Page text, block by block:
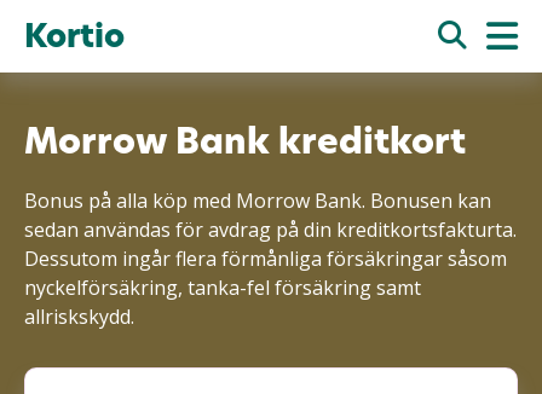
Kortio
Morrow Bank kreditkort
Bonus på alla köp med Morrow Bank. Bonusen kan
sedan användas för avdrag på din kreditkortsfakturta.
Dessutom ingår flera förmånliga försäkringar såsom
nyckelförsäkring, tanka-fel försäkring samt
allriskskydd.